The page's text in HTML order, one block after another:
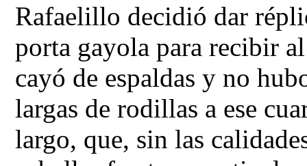
Rafaelillo decidió dar
porta gayola para recibir
cayó de espaldas y no
largas de rodillas a ese
largo, que, sin las